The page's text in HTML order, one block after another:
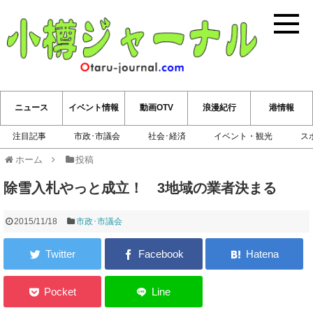
小樽ジ
ニュース
注目記事 市政･市議会 社会･経済 イベント・観光 ス
イベント情報 動画OTV 浪漫紀行 港情報
ホーム 投稿
除雪入札やっと成立！ 3地域の業者決まる
2015/11/18 市政･市議会